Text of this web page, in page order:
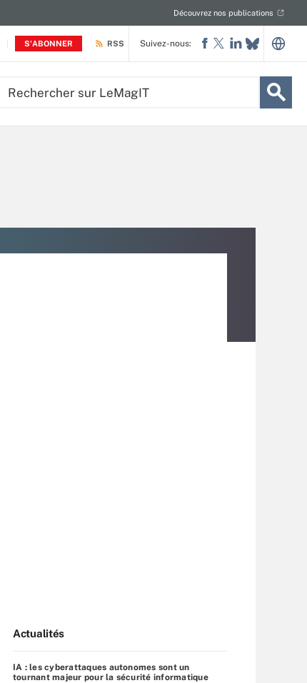
S'ABONNER
Découvrez nos publications
RSS Suivez-nous:
Actualités
IA : les cyberattaques autonomes sont un
tournant majeur pour la sécurité informatique